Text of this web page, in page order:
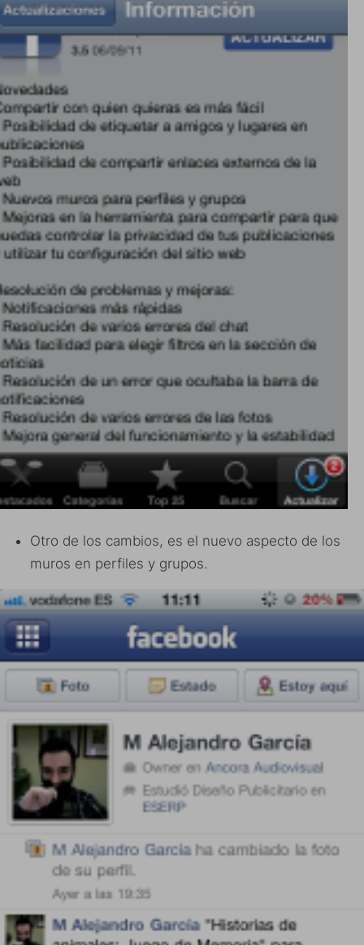
Otro de los cambios, es el nuevo aspecto de los
muros en perfiles y grupos.